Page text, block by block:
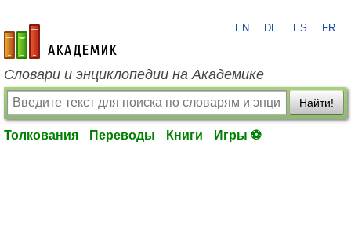
academic.ru
EN DE ES FR
Словари и энциклопедии на Академике
Найти!
Толкования Переводы Книги Игры ⚽